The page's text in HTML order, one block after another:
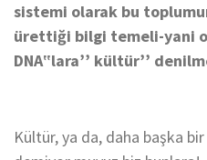
sistemi olarak bu
ürettiği bilgi temeli-yani
DNA‟lara’’ kültür’’
Kültür, ya da, daha başka